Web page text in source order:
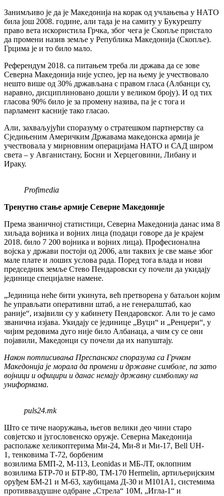
Занимљиво је да је Македонија на корак од учлањења у НАТО
била још 2008. године, али тада је на самиту у Букурешту
право вета искористила Грчка, због чега је Скопље пристало
да промени назив земље у Република Македонија (Скопље).
Грцима је и то било мало.
Референдум 2018. са питањем треба ли држава да се зове
Северна Македонија није успео, јер на њему је учествовало
нешто више од 30% држављана с правом гласа (Албанци су,
наравно, дисциплиновано дошли у великом броју). И од тих
гласова 90% било је за промену назива, па је с тога и
парламент касније тако гласао.
Али, захваљујући споразуму о стратешком партнерству са
Сједињеним Америчким Државама македонска армија је
учествовала у мирновним операцијама НАТО и САД широм
света – у Авганистану, Босни и Херцеговини, Либану и
Ираку.
Profimedia
Тренутно стање армије Северне Македоније
Према званичној статистици, Северна Македонија данас има 8
хиљада војника и војних лица (подаци говоре да је крајем
2018. било 7 200 војника и војних лица). Професионална
војска у држави постоји од 2006, али таквих је све мање због
мале плате и лоших услова рада. Поред тога влада и нови
председник земље Стево Пендаровски су почели да укидају
јединице специјалне намене.
„Јединица неће бити укинута, већ претворена у батаљон којим
ће управљати оперативни штаб, а не генералштаб, као
раније“, изајвили су у кабинету Пендаровског. Али то је само
званична изјава. Укидају се јединице „Вуци“ и „Ренџери“, у
чијим редовима дуго није било Албанаца, а чим су се они
појавили, Македонци су почели да их напуштају.
Након потписивања Преспанског споразума са Грчком
Македонија је морала да промени и државне симболе, па зато
војници и официри и данас немају државну симболику на
униформама.
puls24.mk
Што се тиче наоружања, његов велики део чини старо
совјетско и југословенско оружје. Северна Македонија
располаже хеликоптерима Ми-24, Ми-8 и Ми-17, Bell UH-
1, тенковима Т-72, борбеним
возилима БМП-2, М-113, Leonidas и МБ-ЛТ, оклопним
возилима БТР-70 и БТР-80, ТМ-170 Hermelin, артиљеријским
оруђем БМ-21 и М-63, хаубицама Д-30 и М101А1, системима
противваздушне одбране „Стрела“ 10М, „Игла-1“ и